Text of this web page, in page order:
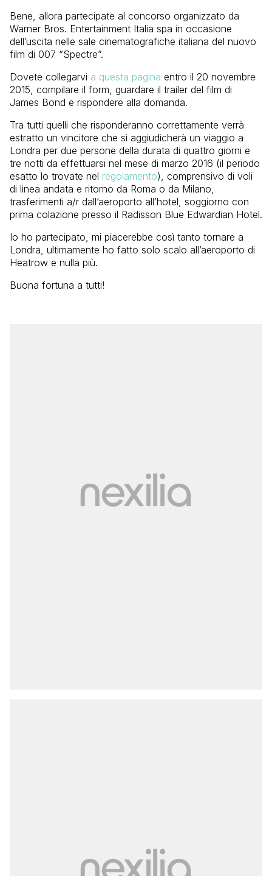
Bene, allora partecipate al concorso organizzato da
Warner Bros. Entertainment Italia spa in occasione
dell’uscita nelle sale cinematografiche italiana del nuovo
film di 007 “Spectre”.
Dovete collegarvi a questa pagina entro il 20 novembre
2015, compilare il form, guardare il trailer del film di
James Bond e rispondere alla domanda.
Tra tutti quelli che risponderanno correttamente verrà
estratto un vincitore che si aggiudicherà un viaggio a
Londra per due persone della durata di quattro giorni e
tre notti da effettuarsi nel mese di marzo 2016 (il periodo
esatto lo trovate nel regolamento), comprensivo di voli
di linea andata e ritorno da Roma o da Milano,
trasferimenti a/r dall’aeroporto all’hotel, soggiorno con
prima colazione presso il Radisson Blue Edwardian Hotel.
Io ho partecipato, mi piacerebbe così tanto tornare a
Londra, ultimamente ho fatto solo scalo all’aeroporto di
Heatrow e nulla più.
Buona fortuna a tutti!